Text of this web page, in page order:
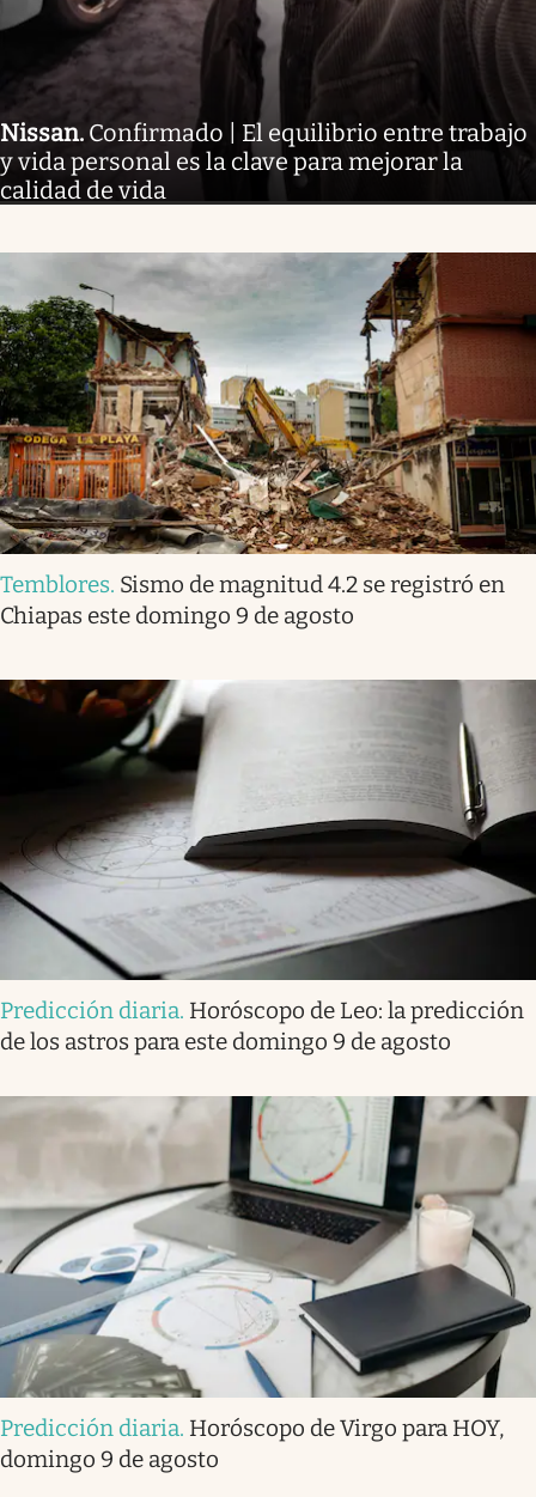
Nissan. Confirmado | El equilibrio entre trabajo
y vida personal es la clave para mejorar la
calidad de vida
Temblores. Sismo de magnitud 4.2 se registró en
Chiapas este domingo 9 de agosto
Predicción diaria. Horóscopo de Leo: la predicción
de los astros para este domingo 9 de agosto
Predicción diaria. Horóscopo de Virgo para HOY,
domingo 9 de agosto